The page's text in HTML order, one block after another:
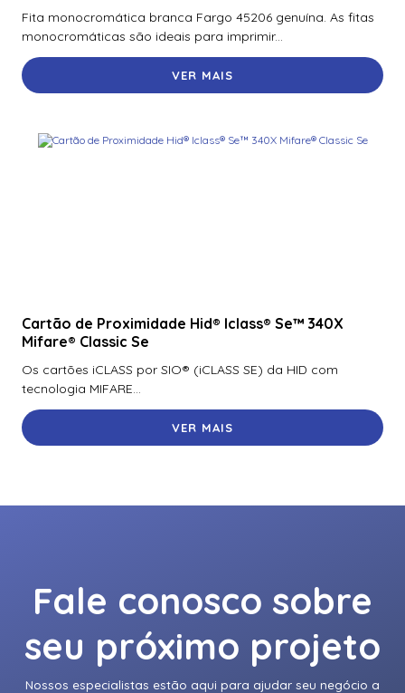
Fita monocromática branca Fargo 45206 genuína. As fitas
monocromáticas são ideais para imprimir...
VER MAIS
Cartão de Proximidade Hid® Iclass® Se™ 340X
Mifare® Classic Se
Os cartões iCLASS por SIO® (iCLASS SE) da HID com
tecnologia MIFARE...
VER MAIS
Fale conosco sobre
seu próximo projeto
Nossos especialistas estão aqui para ajudar seu negócio a